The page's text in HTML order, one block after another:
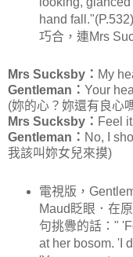
hand
巧合，連Mrs
Mrs Sucksby： My
Gentleman： Your
(妳的心？妳還有良心
Mrs Sucksby： Feel
Gentleman： No, I
我該叫妳女兒來摸)
電視版，
Maud眨眼．在
句挑釁的話："
at her bosom. 'I